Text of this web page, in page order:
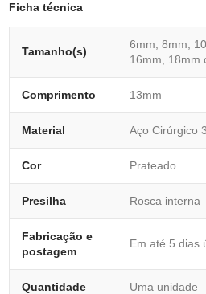
Ficha técnica
Tamanho(s)
6mm, 8mm,
16mm, 18mm
Comprimento 13mm
Material Aço Cirúrgico
Cor Prateado
Presilha Rosca interna
Fabricação e
postagem
Em até 5 dias
Quantidade Uma unidade